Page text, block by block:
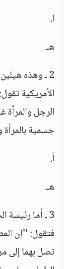
ا.
هـ.
2 ـ وهذه
الأمريكية
الرجل والمرأة
جسمية
أ.
هـ.
3 ـ أما رئيسة
فتقول: ''إن
تصل بهما إلى